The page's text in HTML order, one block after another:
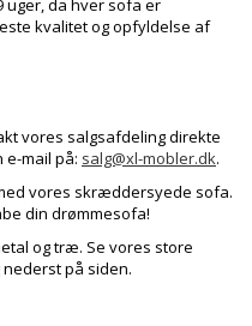
uger, da hver sofa er
kvalitet og opfyldelse af
vores salgsafdeling direkte
mail på: salg@xl-mobler.dk.
vores skræddersyede sofa.
din drømmesofa!
og træ. Se vores store
på siden.